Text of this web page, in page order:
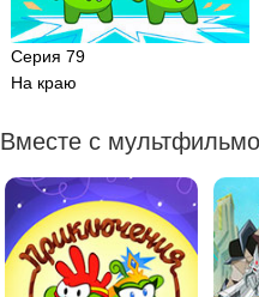
Серия 79
На краю
Вместе с